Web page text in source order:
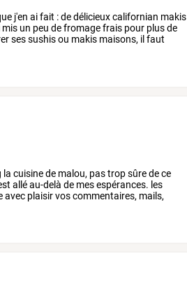
j'en aifait :dedélicieuxcalifornian makis
mis un peu defromagefrais pour plusde
sessushisou makis maisons, il faut
la cuisinede malou, pastropsûredece
alléau-delà de mesespérances. les
avec plaisirvoscommentaires, mails,